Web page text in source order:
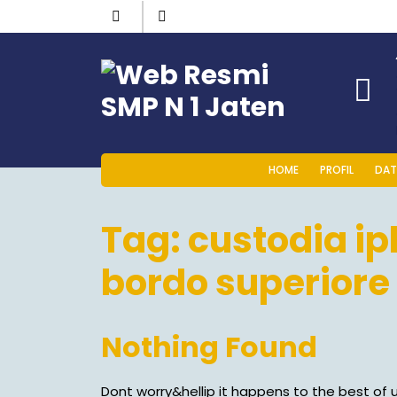
HOME PROFIL
Tag:custodia
bordo superiore
Nothing Found
Dont worry&hellip it happens to the best of